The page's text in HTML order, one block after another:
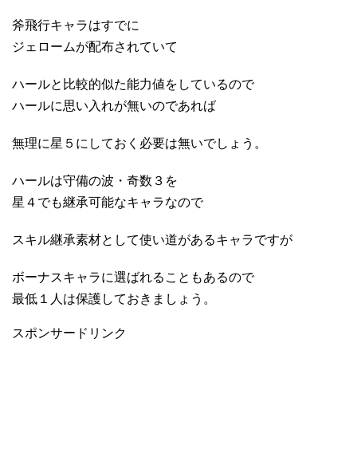
斧飛行キャラはすでに
ジェロームが配布されていて
ハールと比較的似た能力値をしているので
ハールに思い入れが無いのであれば
無理に星５にしておく必要は無いでしょう。
ハールは守備の波・奇数３を
星４でも継承可能なキャラなので
スキル継承素材として使い道があるキャラですが
ボーナスキャラに選ばれることもあるので
最低１人は保護しておきましょう。
スポンサードリンク